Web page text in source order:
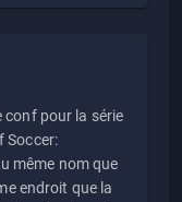
conf pour la série
Soccer:
même nom que
endroit que la